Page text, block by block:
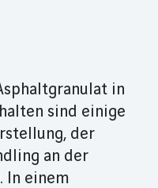
in
sind einige
der
an der
In einem